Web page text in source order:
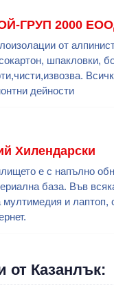
ГРУП 2000
от
шпакловки,
дейности
Хилендарски
е с напълно
база. Във
мултимедия и лаптоп,
от Казанлък: